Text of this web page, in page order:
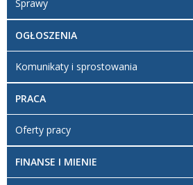
kontroli
granicznej (Dz.
U. Nr 165, poz.
Ustawa z dnia
23 sierpnia
2001 r. o
środkach
żywienia
Nr 123, poz.
1350 z późn.
Sprawy
OGŁOSZENIA
Komunikaty i sprostowania
PRACA
Oferty pracy
FINANSE I MIENIE